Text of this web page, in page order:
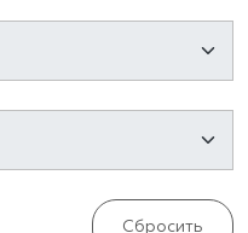
Сбросить